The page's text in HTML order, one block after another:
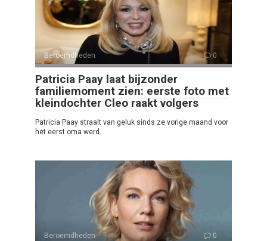
Beroemdheden 0
Patricia Paay laat bijzonder
familiemoment zien: eerste foto met
kleindochter Cleo raakt volgers
Patricia Paay straalt van geluk sinds ze vorige maand voor
het eerst oma werd.
Beroemdheden 0